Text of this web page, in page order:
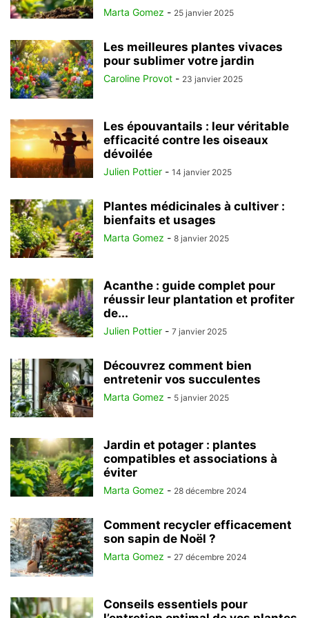
Marta Gomez - 25 janvier 2025
Les meilleures plantes vivaces
pour sublimer votre jardin
Caroline Provot - 23 janvier 2025
Les épouvantails : leur véritable
efficacité contre les oiseaux
dévoilée
Julien Pottier - 14 janvier 2025
Plantes médicinales à cultiver :
bienfaits et usages
Marta Gomez - 8 janvier 2025
Acanthe : guide complet pour
réussir leur plantation et profiter
de...
Julien Pottier - 7 janvier 2025
Découvrez comment bien
entretenir vos succulentes
Marta Gomez - 5 janvier 2025
Jardin et potager : plantes
compatibles et associations à
éviter
Marta Gomez - 28 décembre 2024
Comment recycler efficacement
son sapin de Noël ?
Marta Gomez - 27 décembre 2024
Conseils essentiels pour